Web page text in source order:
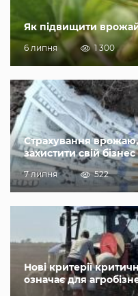
Як підвищити
6 липня 1 300
Страхування
захистити свій бізнес
7 липня 522
Нові критерії
означає для